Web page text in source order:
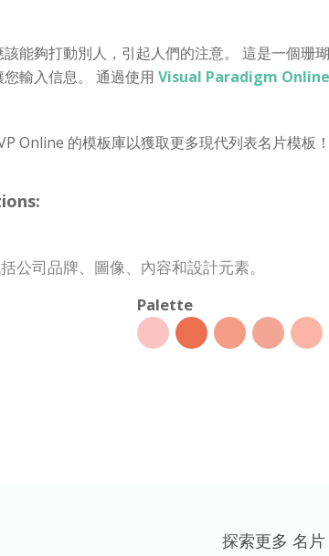
能夠打動別人，引起人們的注意。 這是一個
輸入信息。 通過使用 Visual Paradigm Online
Online 的模板庫以獲取更多現代列表名片模板！
公司品牌、圖像、內容和設計元素。
Palette
探索更多 名片